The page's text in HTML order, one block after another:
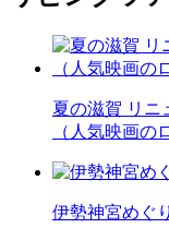
夏の滋賀 リニ
（人気映画の
伊勢神宮めぐり